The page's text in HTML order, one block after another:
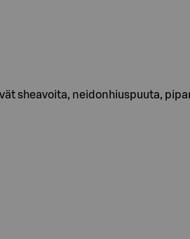
sheavoita, neidonhiuspuuta,